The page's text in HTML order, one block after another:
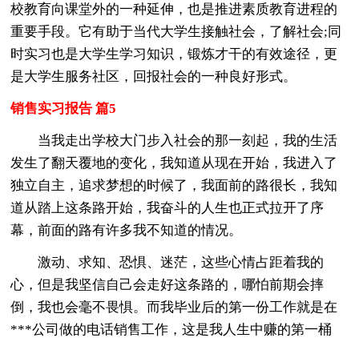
校教育向课堂外的一种延伸，也是推进素质教育进程的
重要手段。它有助于当代大学生接触社会，了解社会;同
时实习也是大学生学习知识，锻炼才干的有效途径，更
是大学生服务社区，回报社会的一种良好形式。
销售实习报告 篇5
当我走出学校大门步入社会的那一刻起，我的生活
发生了翻天覆地的变化，我知道从现在开始，我进入了
独立自主，追求梦想的时候了，我面前的路很长，我知
道从踏上这条路开始，我奋斗的人生也正式拉开了序
幕，前面的路有许多我不知道的情况。
激动、求知、恐惧、迷茫，这些心情占距着我的
心，但是我坚信自己会走好这条路的，哪怕前期会摔
倒，我也会毫不畏惧。而我毕业后的第一份工作就是在
***公司做的电话销售工作，这是我人生中赚的第一桶